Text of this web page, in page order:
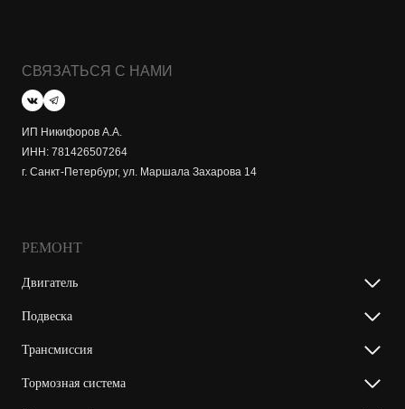
СВЯЗАТЬСЯ С НАМИ
ИП Никифоров А.А.
ИНН: 781426507264
г. Санкт-Петербург, ул. Маршала Захарова 14
РЕМОНТ
Двигатель
Подвеска
Трансмиссия
Тормозная система